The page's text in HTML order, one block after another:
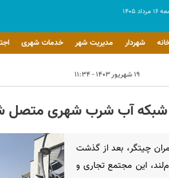
۱۴۰۵
شهردار مدیریت شهر خدمات شهری
۱۹ شهریور ۱۴۰۳ - ۱۱:۳۴
شبکه آب شرب شهری متصل
چیتگر، بعد از گذشت
این مجتمع تجاری و